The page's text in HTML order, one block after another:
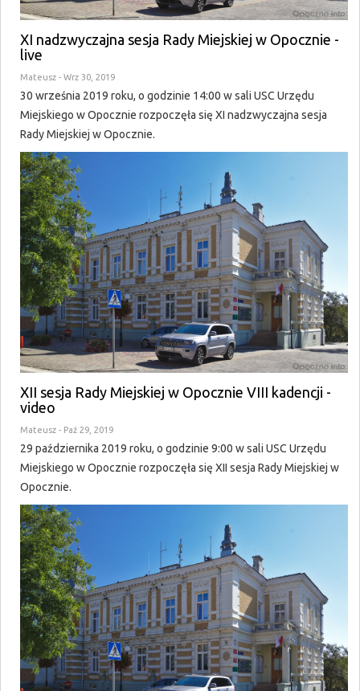
XI nadzwyczajna sesja Rady Miejskiej w Opocznie -
live
Mateusz - Wrz 30, 2019
30 września 2019 roku, o godzinie 14:00 w sali USC Urzędu
Miejskiego w Opocznie rozpoczęła się XI nadzwyczajna sesja
Rady Miejskiej w Opocznie.
XII sesja Rady Miejskiej w Opocznie VIII kadencji -
video
Mateusz - Paź 29, 2019
29 października 2019 roku, o godzinie 9:00 w sali USC Urzędu
Miejskiego w Opocznie rozpoczęła się XII sesja Rady Miejskiej w
Opocznie.